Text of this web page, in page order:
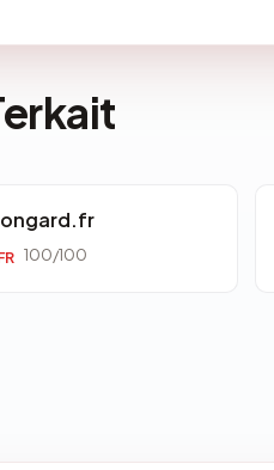
100/100